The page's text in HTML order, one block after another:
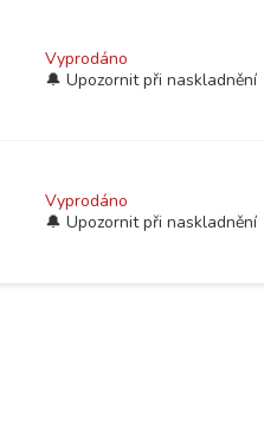
Vyprodáno
Vyprodáno